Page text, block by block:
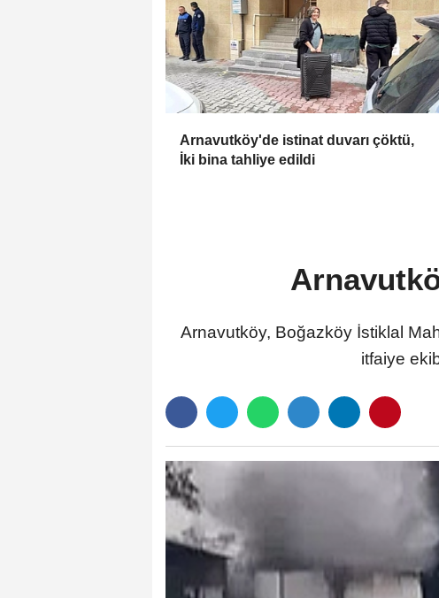
Arnavutköy'de istinat duvarı çöktü,
İki bina tahliye edildi
Arnavutköy, Boğazköy İstiklal
itfaiye